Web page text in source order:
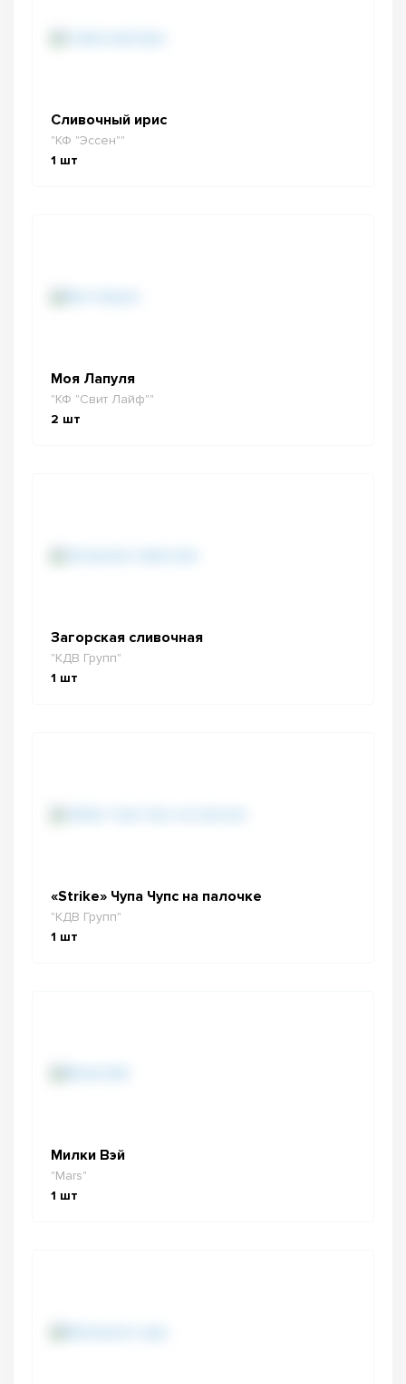
Сливочный ирис
"КФ "Эссен""
1 шт
Моя Лапуля
"КФ "Свит Лайф""
2 шт
Загорская сливочная
"КДВ Групп"
1 шт
«Strike» Чупа Чупс на палочке
"КДВ Групп"
1 шт
Милки Вэй
"Mars"
1 шт